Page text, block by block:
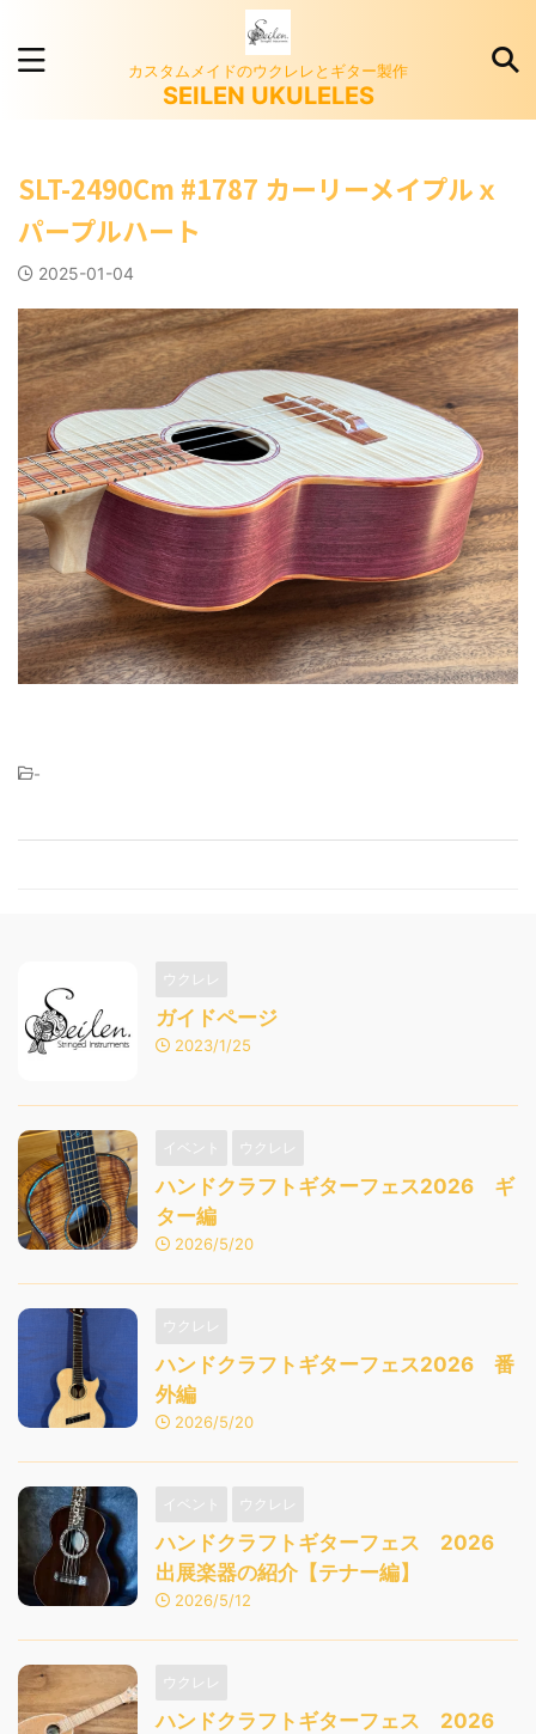
カスタムメイドのウクレレとギター製作
SEILEN UKULELES
SLT-2490Cm #1787 カーリーメイプルｘ
パープルハート
2025-01-04
-
ウクレレ
ガイドページ
2023/1/25
イベント ウクレレ
ハンドクラフトギターフェス2026 ギ
ター編
2026/5/20
ウクレレ
ハンドクラフトギターフェス2026 番
外編
2026/5/20
イベント ウクレレ
ハンドクラフトギターフェス 2026
出展楽器の紹介【テナー編】
2026/5/12
ウクレレ
ハンドクラフトギターフェス 2026